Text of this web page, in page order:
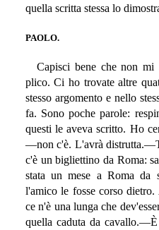
quella scritta stessa lo
PAOLO.
Capisci bene che non
plico. Ci ho trovate altre
stesso argomento e nello
fa. Sono poche parole:
questi le aveva scritto. Ho
—non c'è. L'avrà
c'è un bigliettino da Roma:
stata un mese a Roma da
l'amico le fosse corso
ce n'è una lunga che
quella caduta da